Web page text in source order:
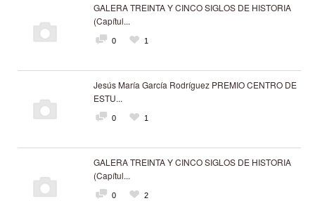
GALERA TREINTA Y CINCO SIGLOS DE HISTORIA
(Capítul...
0 1
Jesús María García Rodríguez PREMIO CENTRO DE
ESTU...
0 1
GALERA TREINTA Y CINCO SIGLOS DE HISTORIA
(Capítul...
0 2